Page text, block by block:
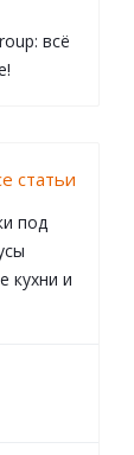
всё
статьи
под
кухни и